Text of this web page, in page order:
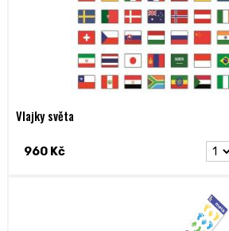
Vlajky světa
960 Kč